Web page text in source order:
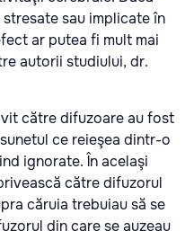
sau implicate în
ar putea fi mult mai
autorii studiului, dr.
către difuzoare au fost
ce reieşea dintr-o
ignorate. În acelaşi
către difuzorul
căruia trebuiau să se
din care se auzeau